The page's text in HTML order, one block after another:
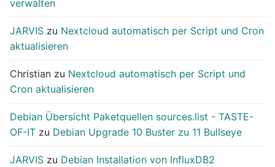
verwalten
JARVIS zu Nextcloud automatisch per Script und Cron
aktualisieren
Christian zu Nextcloud automatisch per Script und
Cron aktualisieren
Debian Übersicht Paketquellen sources.list - TASTE-
OF-IT zu Debian Upgrade 10 Buster zu 11 Bullseye
JARVIS zu Debian Installation von InfluxDB2